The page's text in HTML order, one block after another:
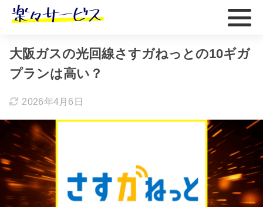
ホーム おすすめ
大阪ガスの光回線さすガねっとの10ギガ
プランは高い？
2026年4月6日